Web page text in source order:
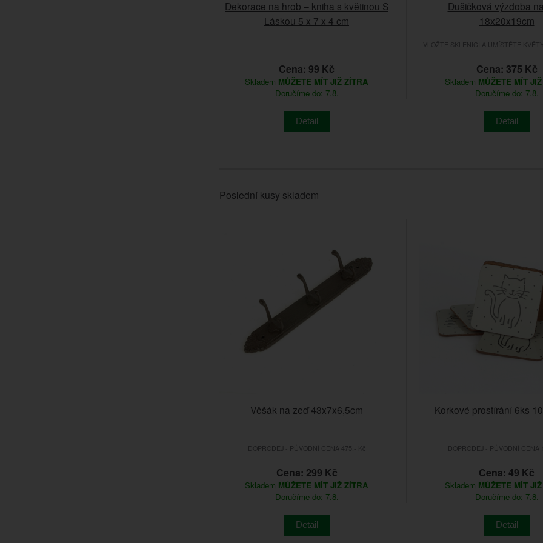
Dekorace na hrob – kniha s květinou S
Láskou 5 x 7 x 4 cm
Cena: 99 Kč
Skladem MŮŽETE MÍT JIŽ ZÍTRA
Doručíme do: 7.8.
Detail
Dušičková výzdoba
18x20x19cm
VLOŽTE SKLENICI A UMÍSTĚTE
Cena: 375 Kč
Skladem MŮŽETE MÍT
Doručíme do: 7.8.
Detail
Poslední kusy skladem
Věšák na zeď 43x7x6,5cm
DOPRODEJ - PŮVODNÍ CENA 475.- Kč
Cena: 299 Kč
Skladem MŮŽETE MÍT JIŽ ZÍTRA
Doručíme do: 7.8.
Detail
Korkové prostírání 6ks
DOPRODEJ - PŮVODNÍ CENA
Cena: 49 Kč
Skladem MŮŽETE MÍT
Doručíme do: 7.8.
Detail